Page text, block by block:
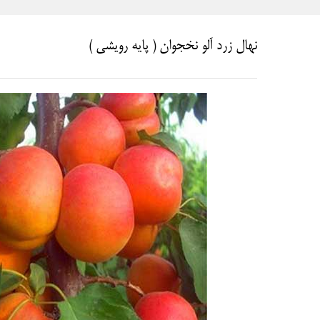
نهال زرد آلو نخجوان ( پایه رویشی )